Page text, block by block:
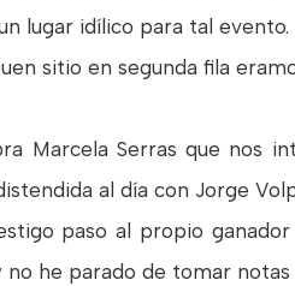
lugar idílico para tal evento.
sitio en segunda fila
Marcela Serras que nos
al día con Jorge
paso al propio
he parado de tomar